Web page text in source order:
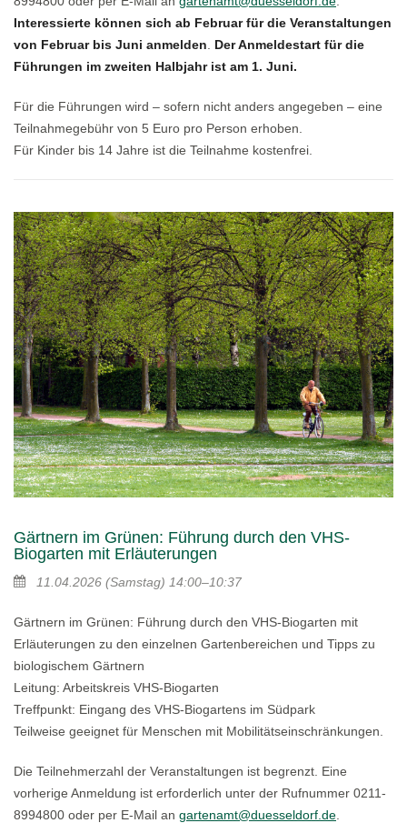
Interessierte können sich ab Februar für die Veranstaltungen
von Februar bis Juni anmelden
Der Anmeldestart für die
Führungen im zweiten Halbjahr ist am 1. Juni.
Für die Führungen wird – sofern nicht anders angegeben – eine
Teilnahmegebühr von 5 Euro pro Person erhoben.
Für Kinder bis 14 Jahre ist die Teilnahme kostenfrei.
Gärtnern im Grünen: Führung durch den VHS-
Biogarten mit Erläuterungen
11.04.2026 (Samstag) 14:00–10:37
Gärtnern im Grünen: Führung durch den VHS-Biogarten mit
Erläuterungen zu den einzelnen Gartenbereichen und Tipps zu
biologischem Gärtnern
Leitung: Arbeitskreis VHS-Biogarten
Treffpunkt: Eingang des VHS-Biogartens im Südpark
Teilweise geeignet für Menschen mit Mobilitätseinschränkungen.
Die Teilnehmerzahl der Veranstaltungen ist begrenzt. Eine
vorherige Anmeldung ist erforderlich unter der Rufnummer 0211-
8994800 oder per E-Mail an gartenamt@duesseldorf.de